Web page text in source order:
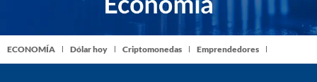
ECONOMÍA Dólar hoy Criptomonedas Emprendedores